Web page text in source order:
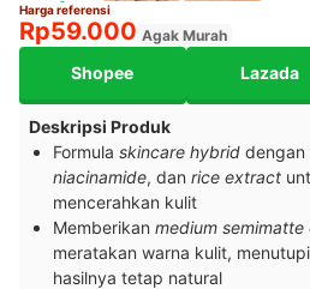
Harga referensi
Rp59.000 Agak Murah
Shopee Lazada
Deskripsi Produk
Formula skincare hybrid dengan
niacinamide, dan rice extract
mencerahkan kulit
Memberikan medium semimatte
meratakan warna kulit,
hasilnya tetap natural